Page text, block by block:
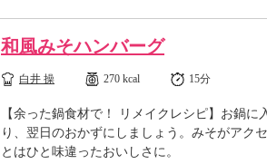
和風みそハンバーグ
白井 操 270 kcal 15分
【余った鍋食材で！ リメイクレシピ】お鍋に
り、翌日のおかずにしましょう。みそがアク
とはひと味違ったおいしさに。